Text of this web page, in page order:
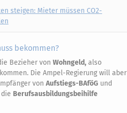
steigen: Mieter müssen CO2-
bekommen?
Bezieher von Wohngeld, also
Die Ampel-Regierung will aber
von Aufstiegs-BAföG und
Berufsausbildungsbeihilfe